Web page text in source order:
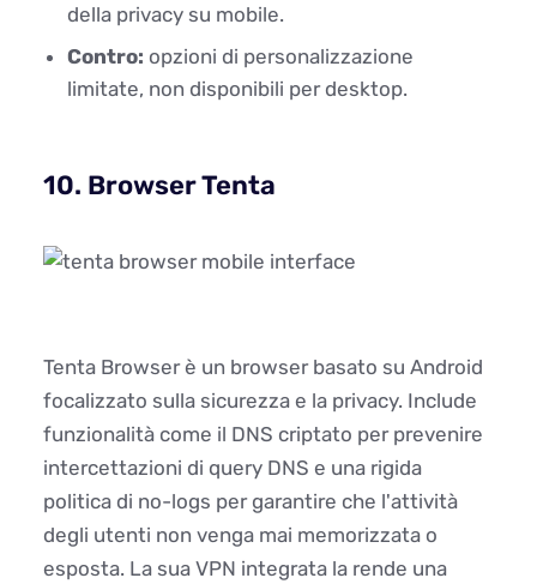
della privacy su mobile.
Contro: opzioni di personalizzazione
limitate, non disponibili per desktop.
10. Browser Tenta
Tenta Browser è un browser basato su Android
focalizzato sulla sicurezza e la privacy. Include
funzionalità come il DNS criptato per prevenire
intercettazioni di query DNS e una rigida
politica di no-logs per garantire che l'attività
degli utenti non venga mai memorizzata o
esposta. La sua VPN integrata la rende una